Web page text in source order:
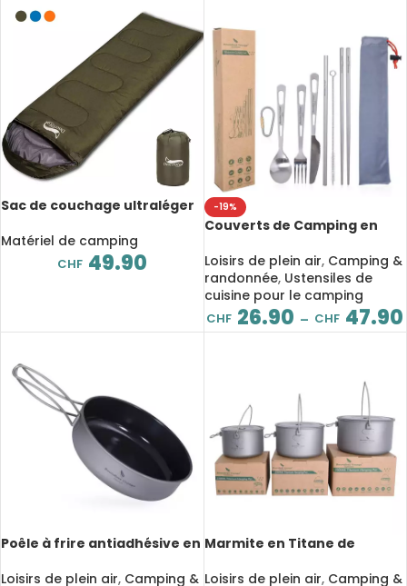
Sac de couchage ultraléger
saisons, avec sac
Matériel de camping
CHF 49.90
-19%
Couverts de Camping en
Camping
Loisirs de plein air, Camping &
randonnée, Ustensiles de
cuisine pour le camping
CHF 26.90 – CHF 47.90
Poêle à frire antiadhésive en
Camping
Loisirs de plein air, Camping &
Marmite en Titane de
1950 ml, 1300 ml, Camping
Loisirs de plein air, Camping &